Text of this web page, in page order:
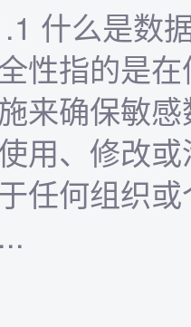
什么是数
性指的是
来确保敏
用、修改
任何组织